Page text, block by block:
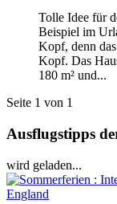
Tolle Idee für
Beispiel im
Kopf, denn
Kopf. Das
180 m² und...
Seite 1 von 1
Ausflugstipps
wird geladen...